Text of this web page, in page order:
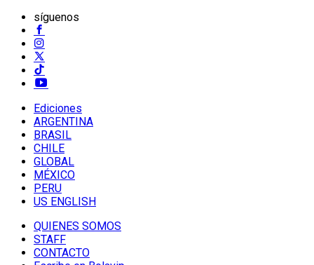
síguenos
Ediciones
ARGENTINA
BRASIL
CHILE
GLOBAL
MÉXICO
PERU
US ENGLISH
QUIENES SOMOS
STAFF
CONTACTO